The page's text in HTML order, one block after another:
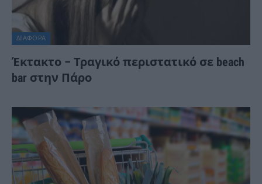
ΔΙΆΦΟΡΑ
Έκτακτο – Τραγικό περιστατικό σε beach
bar στην Πάρο